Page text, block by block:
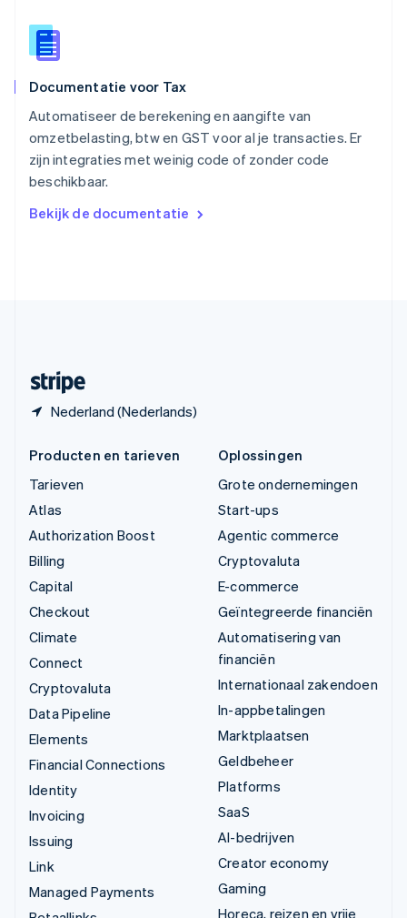
Documentatie voor Tax
Automatiseer de berekening en aangifte van
omzetbelasting, btw en GST voor al je transacties. Er
zijn integraties met weinig code of zonder code
beschikbaar.
Bekijk de documentatie
Nederland (Nederlands)
English
Spanje
Thailand
ไทยEnglish
Tsjechië
Vasteland van China
简体中文English
English
Producten en tarieven
Tarieven
Atlas
Authorization Boost
Billing
Capital
Checkout
Climate
Connect
Cryptovaluta
Data Pipeline
Elements
Financial Connections
Identity
Invoicing
Issuing
Link
Managed Payments
Oplossingen
Grote ondernemingen
Start-ups
Agentic commerce
Cryptovaluta
E-commerce
Geïntegreerde financiën
Automatisering van
financiën
Internationaal zakendoen
In-appbetalingen
Marktplaatsen
Geldbeheer
Platforms
SaaS
AI-bedrijven
Creator economy
Gaming
Horeca, reizen en vrije